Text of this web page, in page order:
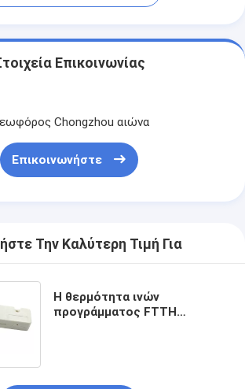
Επικοινωνίας
Chongzhou αιώνα
Επικοινωνήστε
Την Καλύτερη Τιμή Για
Η θερμότητα ινών
προγράμματος FTTH